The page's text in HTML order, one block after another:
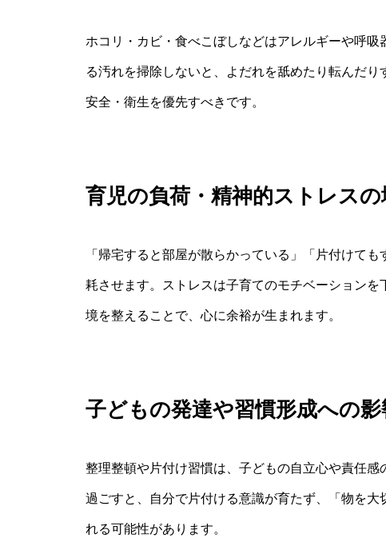
ホコリ・カビ・食べこぼしなどはアレルギーや呼
る汚れを掃除しないと、よだれを舐めたり転んだ
安全・衛生を優先すべきです。
育児の負荷・精神的ストレスの
「帰宅すると部屋が散らかっている」「片付けて
耗させます。ストレスは子育てのモチベーション
境を整えることで、心に余裕が生まれます。
子どもの発達や習慣形成への影
整理整頓や片付け習慣は、子どもの自立心や責任
過ごすと、自分で片付ける意識が育たず、「物を
れる可能性があります。